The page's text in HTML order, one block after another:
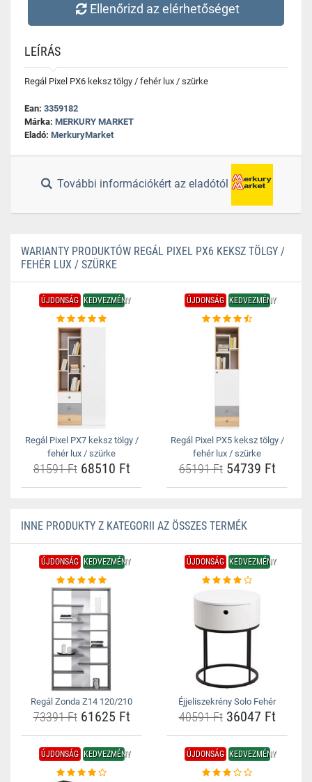
Ellenőrizd az elérhetőséget
LEÍRÁS
Regál Pixel PX6 keksz tölgy / fehér lux / szürke
Ean: 3359182
Márka: MERKURY MARKET
Eladó: MerkuryMarket
További információkért az eladótól
WARIANTY PRODUKTÓW REGÁL PIXEL PX6 KEKSZ TÖLGY /
FEHÉR LUX / SZÜRKE
ÚJDONSÁG KEDVEZMÉNY
Regál Pixel PX7 keksz tölgy /
fehér lux / szürke
81591 Ft68510 Ft
ÚJDONSÁG KEDVEZMÉNY
Regál Pixel PX5 keksz tölgy /
fehér lux / szürke
65191 Ft54739 Ft
INNE PRODUKTY Z KATEGORII AZ ÖSSZES TERMÉK
ÚJDONSÁG KEDVEZMÉNY
Regál Zonda Z14 120/210
73391 Ft61625 Ft
ÚJDONSÁG KEDVEZMÉNY
Éjjeliszekrény Solo Fehér
40591 Ft36047 Ft
ÚJDONSÁG KEDVEZMÉNY ÚJDONSÁG KEDVEZMÉNY